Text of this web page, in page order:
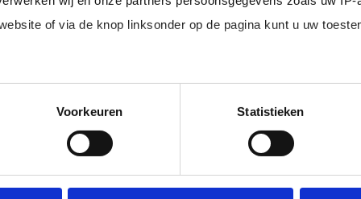
of via de knop linksonder op de pagina kunt u uw
Voorkeuren Statistieken
freelance
juiste kandidaten
No match? No pay!
als een
Ik
of
Je
krijgt